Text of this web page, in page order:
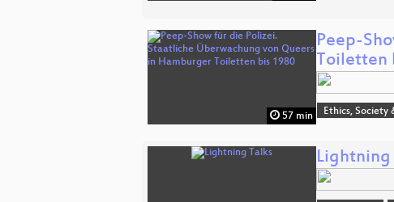
57 min
Peep-
Toiletten
Ethics, Society
Lightning